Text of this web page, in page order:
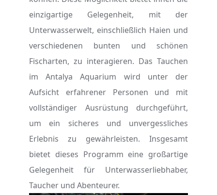
einzigartige Gelegenheit, mit der
Unterwasserwelt, einschließlich Haien und
verschiedenen bunten und schönen
Fischarten, zu interagieren. Das Tauchen
im Antalya Aquarium wird unter der
Aufsicht erfahrener Personen und mit
vollständiger Ausrüstung durchgeführt,
um ein sicheres und unvergessliches
Erlebnis zu gewährleisten. Insgesamt
bietet dieses Programm eine großartige
Gelegenheit für Unterwasserliebhaber,
Taucher und Abenteurer.